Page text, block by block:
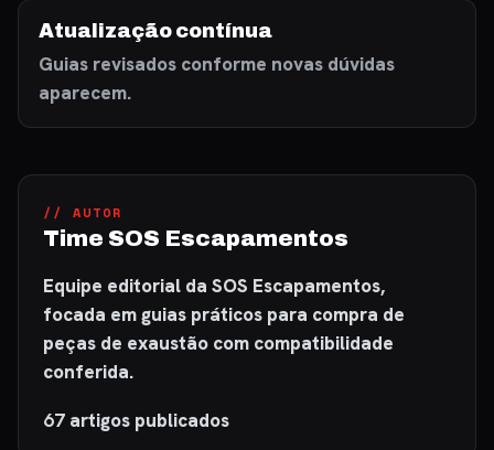
Atualização contínua
Guias revisados conforme novas dúvidas
aparecem.
// AUTOR
Time SOS Escapamentos
Equipe editorial da SOS Escapamentos,
focada em guias práticos para compra de
peças de exaustão com compatibilidade
conferida.
67 artigos publicados